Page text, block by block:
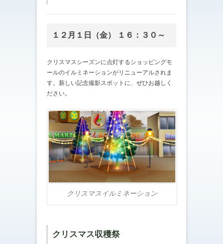
１２月１日（金） １６：３０～
クリスマスシーズンに点灯するショッピングモ
ールのイルミネーションがリニューアルされま
す。新しい記念撮影スポットに、ぜひお越しく
ださい。
クリスマスイルミネーション
クリスマス収穫祭